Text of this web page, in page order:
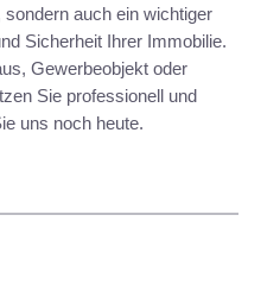
auch ein wichtiger
Sicherheit Ihrer Immobilie.
Gewerbeobjekt oder
Sie professionell und
uns noch heute.